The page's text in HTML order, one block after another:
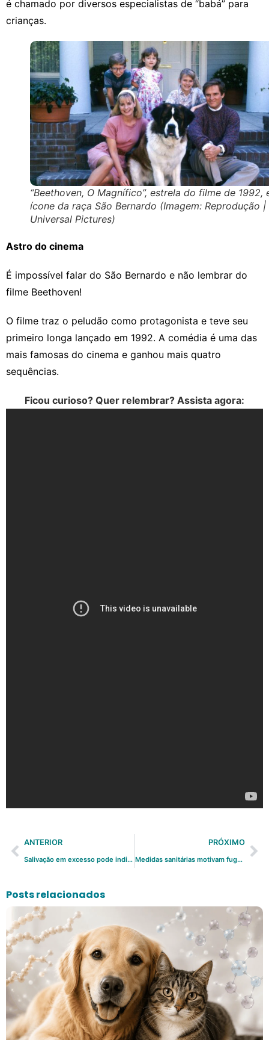
é chamado por diversos especialistas de “babá” para
crianças.
“Beethoven, O Magnífico”, estrela do filme de 1992,
ícone da raça São Bernardo (Imagem: Reprodução |
Universal Pictures)
Astro do cinema
É impossível falar do São Bernardo e não lembrar do
filme Beethoven!
O filme traz o peludão como protagonista e teve seu
primeiro longa lançado em 1992. A comédia é uma das
mais famosas do cinema e ganhou mais quatro
sequências.
Ficou curioso? Quer relembrar? Assista agora:
ANTERIOR
Salivação em excesso pode indicar problemas
PRÓXIMO
Medidas sanitárias motivam fuga pet de Hong Kong
Posts relacionados